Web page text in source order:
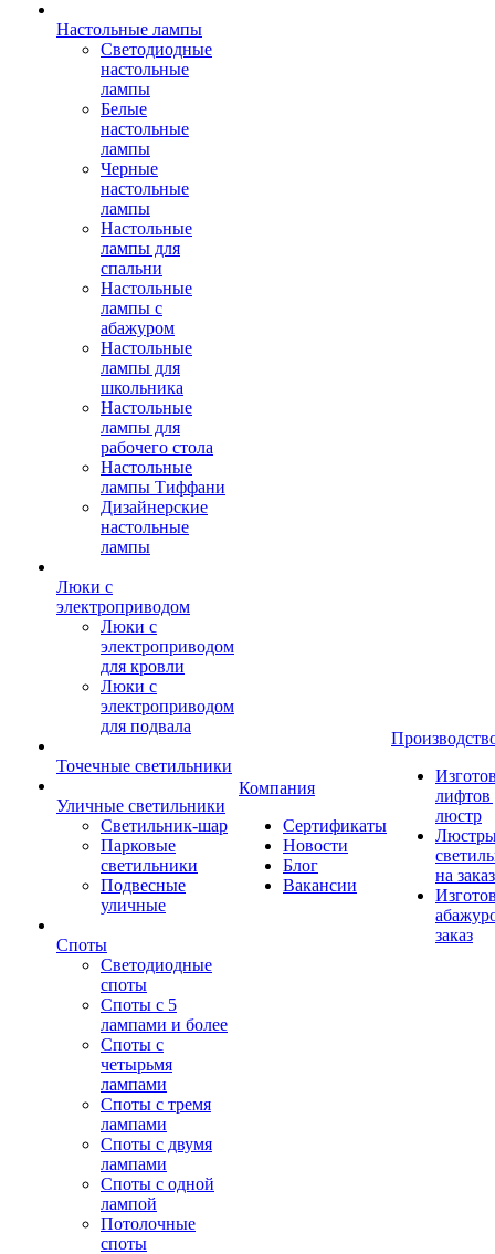
Настольные лампы
Светодиодные
настольные
лампы
Белые
настольные
лампы
Черные
настольные
лампы
Настольные
лампы для
спальни
Настольные
лампы с
абажуром
Настольные
лампы для
школьника
Настольные
лампы для
рабочего стола
Настольные
лампы Тиффани
Дизайнерские
настольные
лампы
Люки с
электроприводом
Люки с
электроприводом
для кровли
Люки с
электроприводом
для подвала
Точечные светильники
Уличные светильники
Светильник-шар
Парковые
светильники
Подвесные
уличные
Споты
Светодиодные
споты
Споты с 5
лампами и более
Споты с
четырьмя
лампами
Споты с тремя
лампами
Споты с двумя
лампами
Споты с одной
лампой
Потолочные
споты
Компания
Сертификаты
Новости
Блог
Вакансии
лифтов
люстр
на заказ
заказ